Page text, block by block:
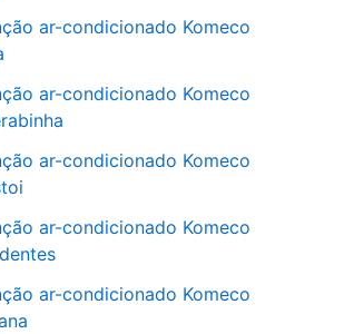
ar-condicionado Komeco
ar-condicionado Komeco
ar-condicionado Komeco
ar-condicionado Komeco
ar-condicionado Komeco